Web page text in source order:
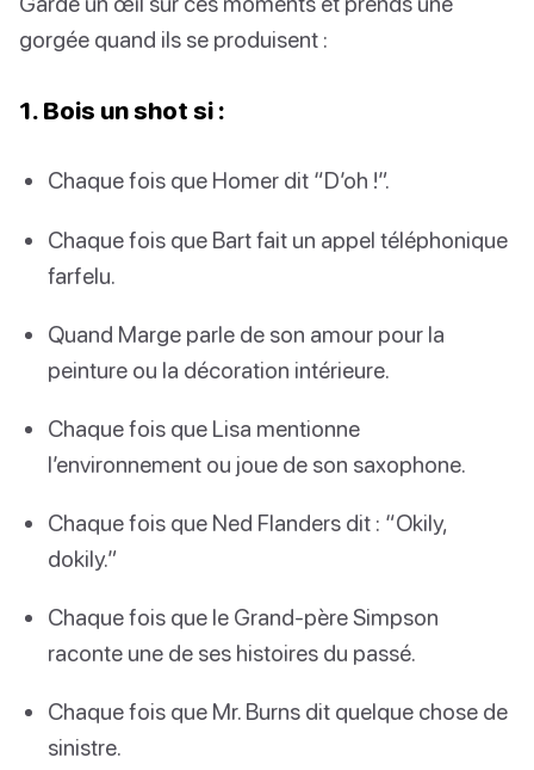
gorgée quand ils se produisent :
1. Bois un shot si :
Chaque fois que Homer dit “D’oh !”.
Chaque fois que Bart fait un appel téléphonique
farfelu.
Quand Marge parle de son amour pour la
peinture ou la décoration intérieure.
Chaque fois que Lisa mentionne
l’environnement ou joue de son saxophone.
Chaque fois que Ned Flanders dit : “Okily,
dokily.”
Chaque fois que le Grand-père Simpson
raconte une de ses histoires du passé.
Chaque fois que Mr. Burns dit quelque chose de
sinistre.